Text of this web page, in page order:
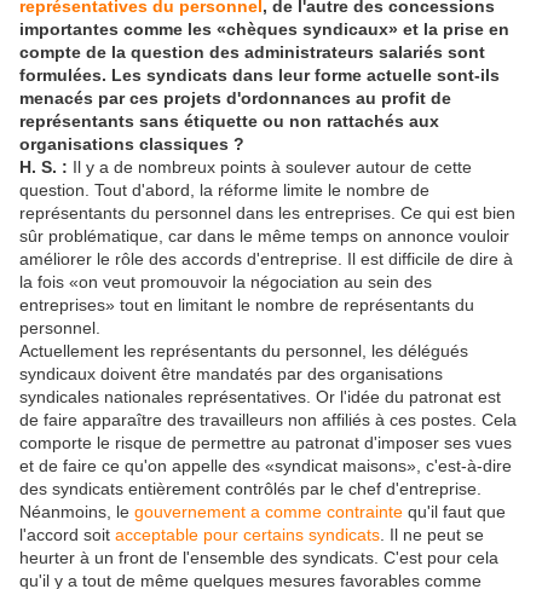
représentatives du personnel , de l'autre des concessions
importantes comme les «chèques syndicaux» et la prise en
compte de la question des administrateurs salariés sont
formulées. Les syndicats dans leur forme actuelle sont-ils
menacés par ces projets d'ordonnances au profit de
représentants sans étiquette ou non rattachés aux
organisations classiques ?
H. S. : Il y a de nombreux points à soulever autour de cette
question. Tout d'abord, la réforme limite le nombre de
représentants du personnel dans les entreprises. Ce qui est bien
sûr problématique, car dans le même temps on annonce vouloir
améliorer le rôle des accords d'entreprise. Il est difficile de dire à
la fois «on veut promouvoir la négociation au sein des
entreprises» tout en limitant le nombre de représentants du
personnel.
Actuellement les représentants du personnel, les délégués
syndicaux doivent être mandatés par des organisations
syndicales nationales représentatives. Or l'idée du patronat est
de faire apparaître des travailleurs non affiliés à ces postes. Cela
comporte le risque de permettre au patronat d'imposer ses vues
et de faire ce qu'on appelle des «syndicat maisons», c'est-à-dire
des syndicats entièrement contrôlés par le chef d'entreprise.
Néanmoins, le gouvernement a comme contrainte qu'il faut que
l'accord soit acceptable pour certains syndicats. Il ne peut se
heurter à un front de l'ensemble des syndicats. C'est pour cela
qu'il y a tout de même quelques mesures favorables comme